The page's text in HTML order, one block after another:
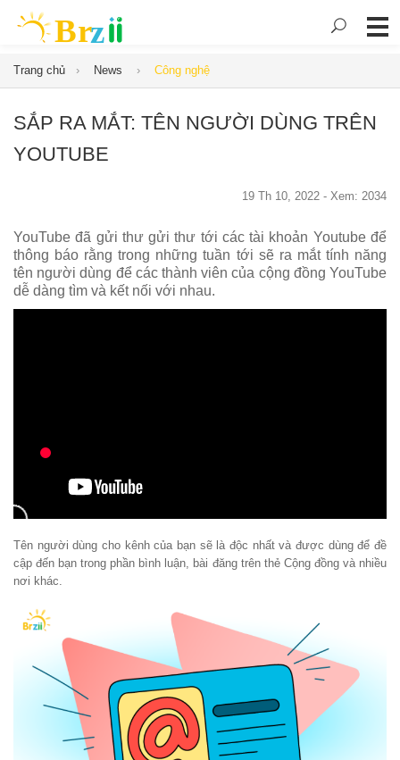
Trang chủ News Công nghệ
SẮP RA MẮT: TÊN NGƯỜI DÙNG TRÊN
YOUTUBE
19 Th 10, 2022 - Xem: 2034
YouTube đã gửi thư gửi thư tới các tài khoản Youtube để
thông báo rằng trong những tuần tới sẽ ra mắt tính năng
tên người dùng để các thành viên của cộng đồng YouTube
dễ dàng tìm và kết nối với nhau.
Tên người dùng cho kênh của bạn sẽ là độc nhất và được dùng để đề
cập đến bạn trong phần bình luận, bài đăng trên thẻ Cộng đồng và nhiều
nơi khác.